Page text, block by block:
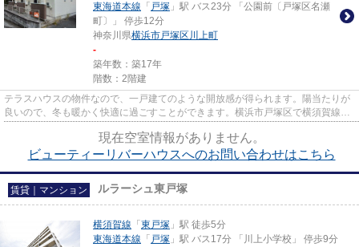
東海道本線 「 戸塚 」駅 バス23分 「公園前〔戸塚区名瀬
町〕」 停歩12分
神奈川県横浜市戸塚区 川上町
-
築年数：築17年
階数：2階建
テラスハウスの物件なので、一戸建てのような開放感が得られます。陽当たりが
良いので、冬も暖かく快適に過ごすことができます。横浜市戸塚区で横須賀線東
現在空室情報がありません。
ビューティーリバーハウスへのお問い合わせはこちら
賃貸｜マンション ルラーシュ東戸塚
横須賀線 「 東戸塚 」駅 徒歩5分
東海道本線 「 戸塚 」駅 バス17分 「川上小学校」 停歩9分